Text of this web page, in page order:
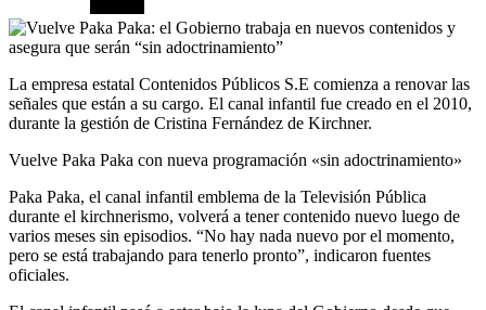
La empresa estatal Contenidos Públicos S.E comienza a renovar las
señales que están a su cargo. El canal infantil fue creado en el 2010,
durante la gestión de Cristina Fernández de Kirchner.
Vuelve Paka Paka con nueva programación «sin adoctrinamiento»
Paka Paka, el canal infantil emblema de la Televisión Pública
durante el kirchnerismo, volverá a tener contenido nuevo luego de
varios meses sin episodios. “No hay nada nuevo por el momento,
pero se está trabajando para tenerlo pronto”, indicaron fuentes
oficiales.